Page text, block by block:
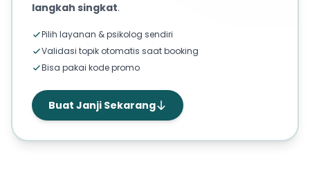
langkah singkat.
Pilih layanan & psikolog sendiri
Validasi topik otomatis saat booking
Bisa pakai kode promo
Buat Janji Sekarang